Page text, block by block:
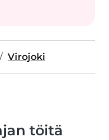
Virojoki
töitä